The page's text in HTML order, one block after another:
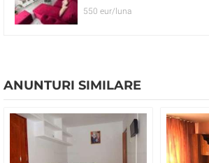
550 eur/luna
ANUNTURI SIMILARE